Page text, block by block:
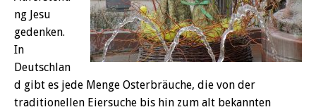
ng Jesu
gedenken.
In
Deutschlan
d gibt es jede Menge Osterbräuche, die von der
traditionellen Eiersuche bis hin zum alt bekannten